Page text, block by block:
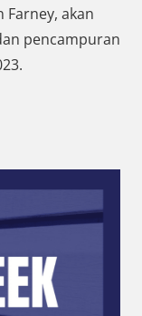
Farney, akan
pencampuran